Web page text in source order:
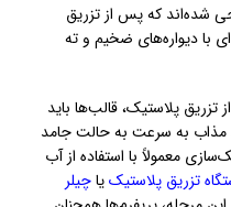
شده‌اند که پس از تزریق
با دیواره‌های ضخیم و ته
تزریق پلاستیک، قالب‌ها باید
مذاب به سرعت به حالت جامد
معمولاً با استفاده از آب
تزریق پلاستیکیاچیلر